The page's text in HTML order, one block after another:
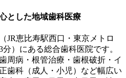
とした地域歯科医療
JR恵比寿駅西口・東京メトロ
）にある総合歯科医院です。
周病・根管治療・歯根破折・イ
歯科（成人・小児）など幅広い